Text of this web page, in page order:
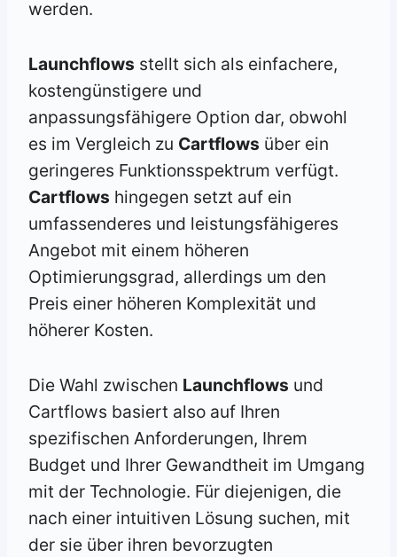
werden.
Launchflows stellt sich als einfachere,
kostengünstigere und
anpassungsfähigere Option dar, obwohl
es im Vergleich zu Cartflows über ein
geringeres Funktionsspektrum verfügt.
Cartflows hingegen setzt auf ein
umfassenderes und leistungsfähigeres
Angebot mit einem höheren
Optimierungsgrad, allerdings um den
Preis einer höheren Komplexität und
höherer Kosten.
Die Wahl zwischen Launchflows und
Cartflows basiert also auf Ihren
spezifischen Anforderungen, Ihrem
Budget und Ihrer Gewandtheit im Umgang
mit der Technologie. Für diejenigen, die
nach einer intuitiven Lösung suchen, mit
der sie über ihren bevorzugten